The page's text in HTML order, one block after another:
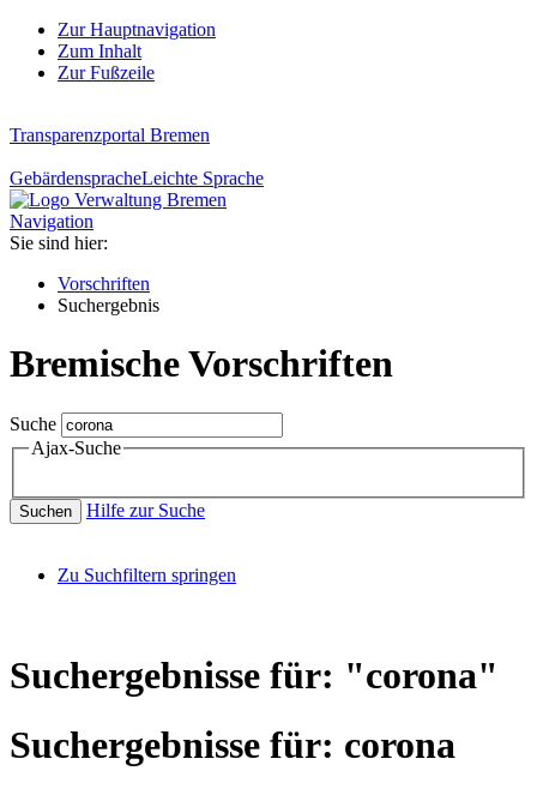
Zur Hauptnavigation
Zum Inhalt
Zur Fußzeile
Transparenzportal Bremen
GebärdenspracheLeichte Sprache
Navigation
Sie sind hier:
Vorschriften
Suchergebnis
Bremische Vorschriften
Suche
Ajax-Suche
Suchen Hilfe zur Suche
Zu Suchfiltern springen
Suchergebnisse für: "corona"
Suchergebnisse für: corona